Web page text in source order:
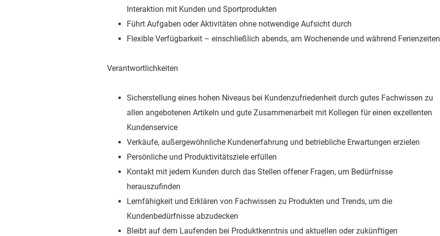
Interaktion mit Kunden und Sportprodukten
Führt Aufgaben oder Aktivitäten ohne notwendige Aufsicht durch
Flexible Verfügbarkeit – einschließlich abends, am Wochenende und während Ferienzeiten
Verantwortlichkeiten
Sicherstellung eines hohen Niveaus bei Kundenzufriedenheit durch gutes Fachwissen zu
allen angebotenen Artikeln und gute Zusammenarbeit mit Kollegen für einen exzellenten
Kundenservice
Verkäufe, außergewöhnliche Kundenerfahrung und betriebliche Erwartungen erzielen
Persönliche und Produktivitätsziele erfüllen
Kontakt mit jedem Kunden durch das Stellen offener Fragen, um Bedürfnisse
herauszufinden
Lernfähigkeit und Erklären von Fachwissen zu Produkten und Trends, um die
Kundenbedürfnisse abzudecken
Bleibt auf dem Laufenden bei Produktkenntnis und aktuellen oder zukünftigen